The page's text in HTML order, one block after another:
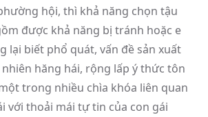
hội, thì khả năng chọn tậu
được khả năng bị tránh hoặc e
lại biết phổ quát, vấn đề sản xuất
hăng hái, rộng lấp ý thức tôn
trong nhiều chìa khóa liên quan
với thoải mái tự tin của con gái